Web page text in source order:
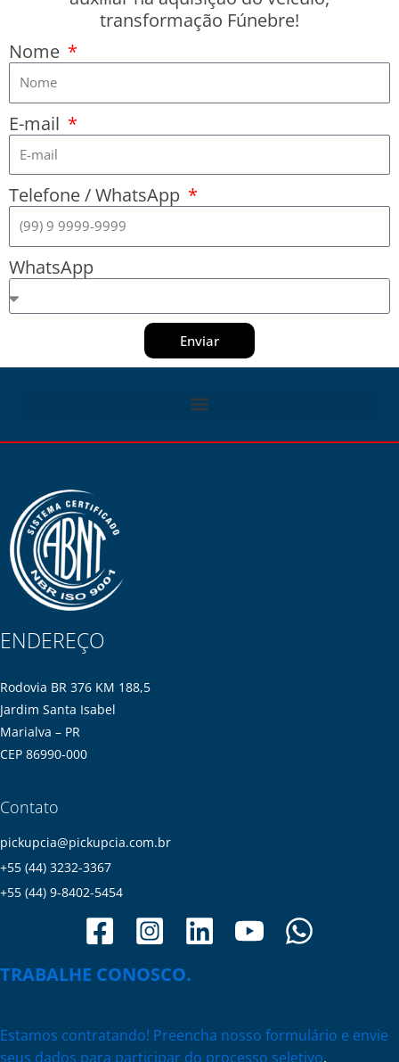
transformação Fúnebre!
Nome
E-mail
Telefone / WhatsApp
WhatsApp
Enviar
ENDEREÇO
Rodovia BR 376 KM 188,5
Jardim Santa Isabel
Marialva – PR
CEP 86990-000
Contato
pickupcia@pickupcia.com.br
+55 (44) 3232-3367
+55 (44) 9-8402-5454
TRABALHE CONOSCO.
Estamos contratando! Preencha nosso formulário e envie
seus dados para participar do processo seletivo.